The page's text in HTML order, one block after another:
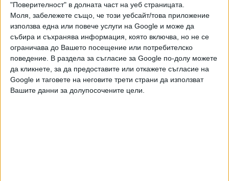
"Поверителност" в долната част на уеб страницата.
Моля, забележете също, че този уебсайт/това приложение
използва една или повече услуги на Google и може да
събира и съхранява информация, която включва, но не се
ограничава до Вашето посещение или потребителско
поведение. В раздела за съгласие за Google по-долу можете
да кликнете, за да предоставите или откажете съгласие на
Google и таговете на неговите трети страни да използват
Вашите данни за долупосочените цели.
АИКБ посочва, че в момент, в който превозът на стоки е
критично важен, а е силно затруднен, България трябва да
замени хартиените товарителници с
електронни. Използването на е-товарителница води до
пестене на време, по-добра отчетност, по-добър
контрол от страна на държавните органи, има
екологичен ефект и води до подобрение в
междуфирмената задлъжнялост, подчертават от